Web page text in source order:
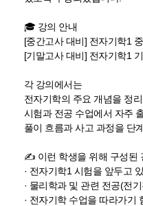
🎓 강의 안내
[중간고사 대비] 전자기학1
[기말고사 대비] 전자기학1
각 강의에서는
전자기학의 주요 개념을 정리
시험과 전공 수업에서 자주
풀이 흐름과 사고 과정을 단
✍️ 이런 학생을 위해 구성된
· 전자기학1 시험을 앞두고
· 물리학과 및 관련 전공(전
· 전자기학 수업을 따라가기